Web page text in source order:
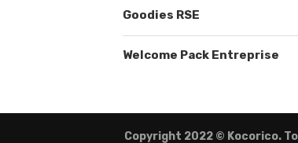
Goodies RSE
Welcome Pack Entreprise
Copyright 2022 © Kocorico.